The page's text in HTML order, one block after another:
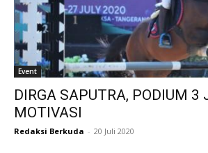
Event
DIRGA SAPUTRA, PODIUM 3
MOTIVASI
Redaksi Berkuda - 20 Juli 2020